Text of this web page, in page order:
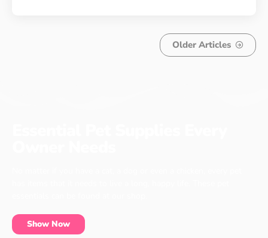
Older Articles
Show Now